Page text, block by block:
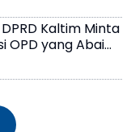
Kaltim Minta
OPD yang Abai